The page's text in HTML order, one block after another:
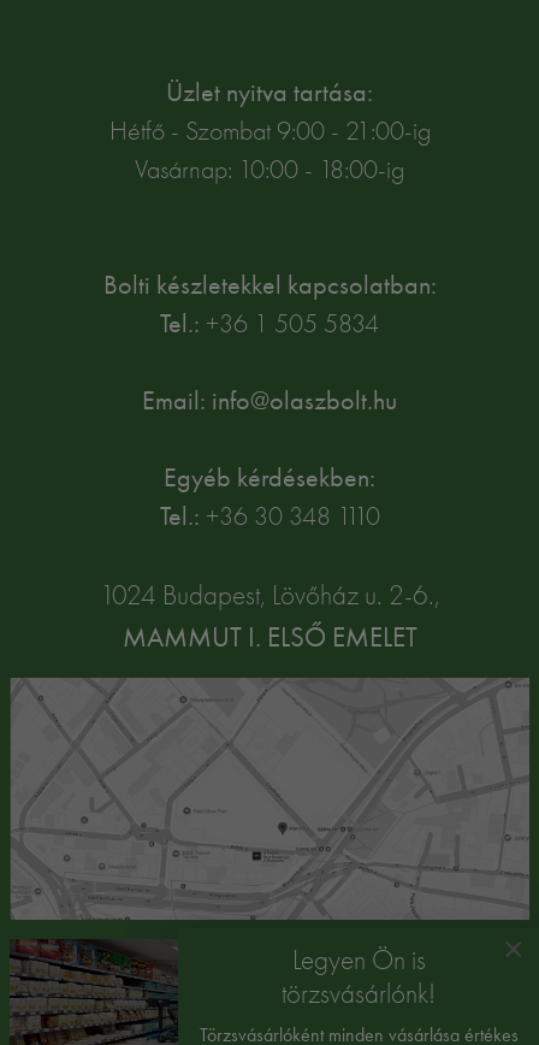
Üzlet nyitva tartása:
Hétfő - Szombat 9:00 - 21:00-ig
Vasárnap: 10:00 - 18:00-ig
Bolti készletekkel kapcsolatban:
Tel.: +36 1 505 5834
Email: info@olaszbolt.hu
Egyéb kérdésekben:
Tel.: +36 30 348 1110
1024 Budapest, Lövőház u. 2-6.,
MAMMUT I. ELSŐ EMELET
×
Legyen Ön is
törzsvásárlónk!
Törzsvásárlóként minden vásárlása értékes